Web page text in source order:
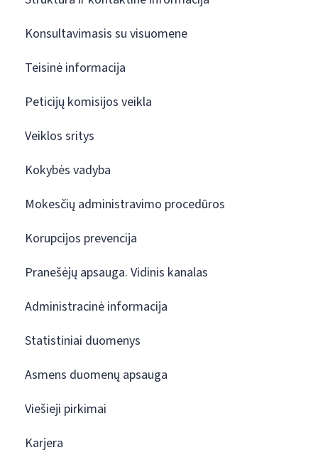
Konsultavimasis su visuomene
Teisinė informacija
Peticijų komisijos veikla
Veiklos sritys
Kokybės vadyba
Mokesčių administravimo procedūros
Korupcijos prevencija
Pranešėjų apsauga. Vidinis kanalas
Administracinė informacija
Statistiniai duomenys
Asmens duomenų apsauga
Viešieji pirkimai
Karjera